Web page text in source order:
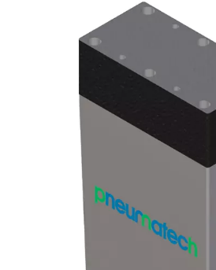
performans sağlar.
AZ BAKIM GEREKSINIMI
Bakım
kurulum
Aşınacak veya değiştirilecek
olmadığından M POU 2-16 serisi
tahliye devreleri ve kolay çiylenme
basitleştirerek sorunsuz bir